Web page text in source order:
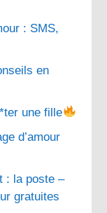
: SMS,
en
une fille
d’amour
: la poste –
gratuites